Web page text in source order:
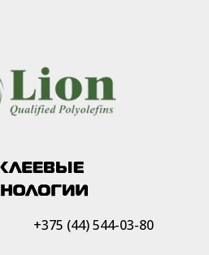
+375 (44) 544-03-80